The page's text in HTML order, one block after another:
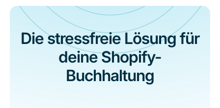
Die stressfreie Lösung für
deine Shopify-
Buchhaltung